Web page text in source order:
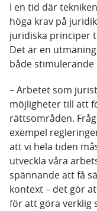
I en tid där
höga krav på
juridiska principer
Det är en
både stimulerande
– Arbetet som
möjligheter till att
rättsområden.
exempel
att vi hela tiden
utveckla våra
spännande att få
kontext – det gör
för att göra verklig